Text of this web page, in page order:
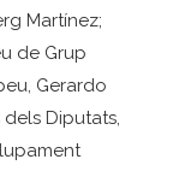
Martínez;
de Grup
Gerardo
Diputats,